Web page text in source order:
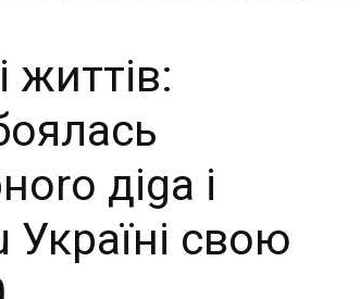
життів:
діgа і
Україні свою